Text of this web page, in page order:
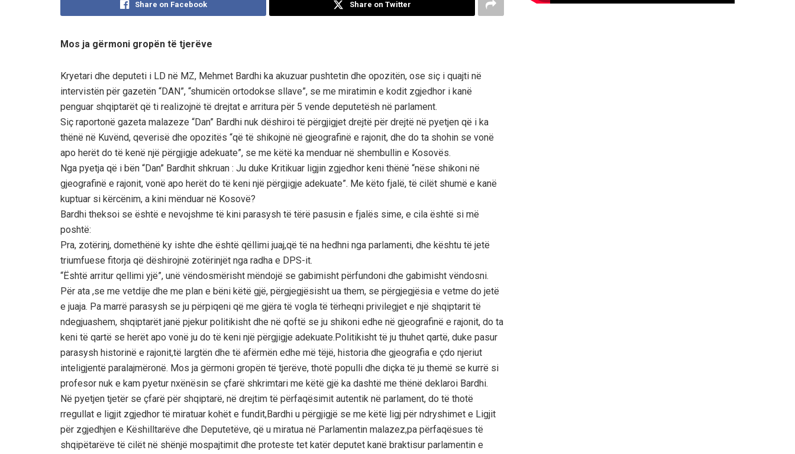
Share on Facebook Share on Twitter
Mos ja gërmoni gropën të tjerëve
Kryetari dhe deputeti i LD në MZ, Mehmet Bardhi ka akuzuar pushtetin dhe opozitën, ose siç i quajti në
intervistën për gazetën “DAN”, “shumicën ortodokse sllave”, se me miratimin e kodit zgjedhor i kanë
penguar shqiptarët që ti realizojnë të drejtat e arritura për 5 vende deputetësh në parlament.
Siç raportonë gazeta malazeze “Dan” Bardhi nuk dëshiroi të përgjigjet drejtë për drejtë në pyetjen që i ka
thënë në Kuvënd, qeverisë dhe opozitës “që të shikojnë në gjeografinë e rajonit, dhe do ta shohin se vonë
apo herët do të kenë një përgjigje adekuate”, se me këtë ka menduar në shembullin e Kosovës.
Nga pyetja që i bën “Dan” Bardhit shkruan : Ju duke Kritikuar ligjin zgjedhor keni thënë “nëse shikoni në
gjeografinë e rajonit, vonë apo herët do të keni një përgjigje adekuate”. Me këto fjalë, të cilët shumë e kanë
kuptuar si kërcënim, a kini mënduar në Kosovë?
Bardhi theksoi se është e nevojshme të kini parasysh të tërë pasusin e fjalës sime, e cila është si më
poshtë:
Pra, zotërinj, domethënë ky ishte dhe është qëllimi juaj,që të na hedhni nga parlamenti, dhe kështu të jetë
triumfuese fitorja që dëshirojnë zotërinjët nga radha e DPS-it.
“Është arritur qellimi yjë”, unë vëndosmërisht mëndojë se gabimisht përfundoni dhe gabimisht vëndosni.
Për ata ,se me vetdije dhe me plan e bëni këtë gjë, përgjegjësisht ua them, se përgjegjësia e vetme do jetë
e juaja. Pa marrë parasysh se ju përpiqeni që me gjëra të vogla të tërheqni privilegjet e një shqiptarit të
ndegjuashem, shqiptarët janë pjekur politikisht dhe në qoftë se ju shikoni edhe në gjeografinë e rajonit, do ta
keni të qartë se herët apo vonë ju do të keni një përgjigje adekuate.Politikisht të ju thuhet qartë, duke pasur
parasysh historinë e rajonit,të largtën dhe të afërmën edhe më tëjë, historia dhe gjeografia e çdo njeriut
inteligjentë paralajmëronë. Mos ja gërmoni gropën të tjerëve, thotë populli dhe diçka të ju themë se kurrë si
profesor nuk e kam pyetur nxënësin se çfarë shkrimtari me këtë gjë ka dashtë me thënë deklaroi Bardhi.
Në pyetjen tjetër se çfarë për shqiptarë, në drejtim të përfaqësimit autentik në parlament, do të thotë
rregullat e ligjit zgjedhor të miratuar kohët e fundit,Bardhi u përgjigjë se me këtë ligj për ndryshimet e Ligjit
për zgjedhjen e Këshilltarëve dhe Deputetëve, që u miratua në Parlamentin malazez,pa përfaqësues të
shqipëtarëve të cilët në shënjë mospajtimit dhe proteste tet katër deputet kanë braktisur parlamentin e